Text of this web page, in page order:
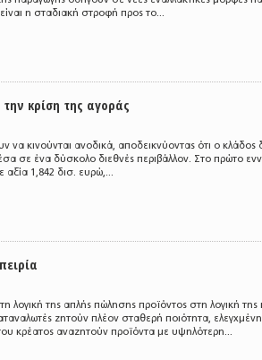
είναι η σταδιακή στροφή προς το...
κρίση της αγοράς
να κινούνται ανοδικά, αποδεικνύοντας ότι ο κλάδος
σε ένα δύσκολο διεθνές περιβάλλον. Στο πρώτο
αξία 1,842 δισ. ευρώ,...
λογική της απλής πώλησης προϊόντος στη λογική
ζητούν πλέον σταθερή ποιότητα,
κρέατος αναζητούν προϊόντα με υψηλότερη...